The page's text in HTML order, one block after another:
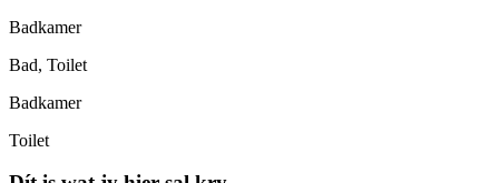
Badkamer
Bad, Toilet
Badkamer
Toilet